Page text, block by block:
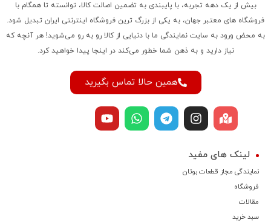
بیش از یک دهه تجربه، با پایبندی به تضمین اصالت کالا، توانسته تا همگام با
فروشگاه‌ های معتبر جهان، به یکی از بزرگ‌ ترین فروشگاه اینترنتی ایران تبدیل شود.
به محض ورود به سایت نمایندگی ما با دنیایی از کالا رو به رو می‌شوید! هر آنچه که
نیاز دارید و به ذهن شما خطور می‌کند در اینجا پیدا خواهید کرد.
همین حالا تماس بگیرید
لینک های مفید
نمایندگی مجاز قطعات بوتان
فروشگاه
مقالات
سبد خرید